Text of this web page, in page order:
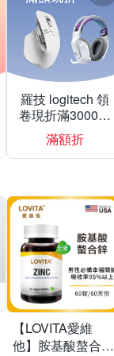
羅技 logitech 領
卷現折滿3000折
300
滿額折
【LOVITA愛維
他】胺基酸螯合鋅